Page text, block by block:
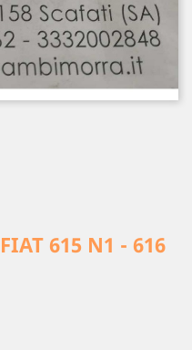
615 N1 - 616